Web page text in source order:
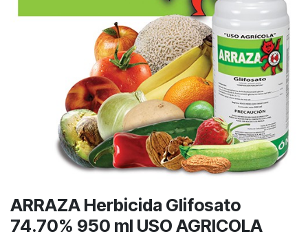
ARRAZA Herbicida Glifosato
74.70% 950 ml USO AGRICOLA